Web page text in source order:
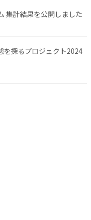
集計結果を公開しました
を探るプロジェクト2024